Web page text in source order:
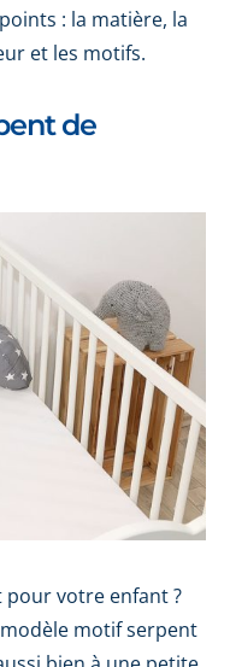
: la matière, la
et les motifs.
de
votre enfant ?
motif serpent